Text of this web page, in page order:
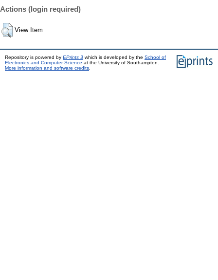
Actions (login required)
View Item
Repository is powered by EPrints 3 which is developed by the School of
Electronics and Computer Science at the University of Southampton.
More information and software credits